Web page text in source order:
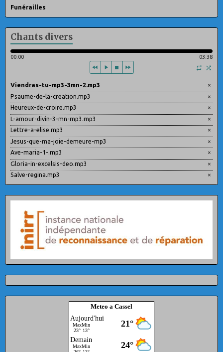
Funérailles
Chants divers
00:00 03:38
×
Viendras-tu-mp3-3mn-2.mp3
×
Psaume-de-la-creation.mp3
×
Heureux-de-croire.mp3
×
L-amour-divin-3-mn-mp3.mp3
×
Lettre-a-elise.mp3
×
Jesus-que-ma-joie-demeure-mp3
×
Ave-maria-1-.mp3
×
Gloria-in-excelsis-deo.mp3
×
Salve-regina.mp3
Meteo a Cassel